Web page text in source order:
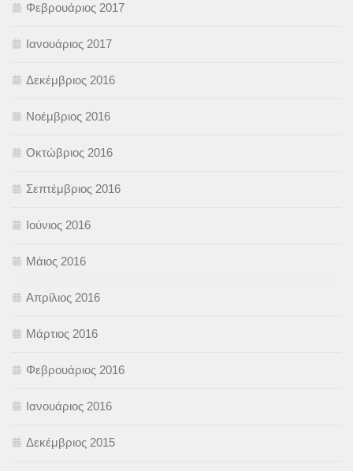
Φεβρουάριος 2017
Ιανουάριος 2017
Δεκέμβριος 2016
Νοέμβριος 2016
Οκτώβριος 2016
Σεπτέμβριος 2016
Ιούνιος 2016
Μάιος 2016
Απρίλιος 2016
Μάρτιος 2016
Φεβρουάριος 2016
Ιανουάριος 2016
Δεκέμβριος 2015